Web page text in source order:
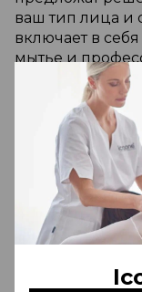
ваш тип лица и
включает в
мытье и
волос в
премиум-класса.
Для тех, кто
четкие линии,
качественная
обеспечиваем
и комфорт на
работает
и подберет